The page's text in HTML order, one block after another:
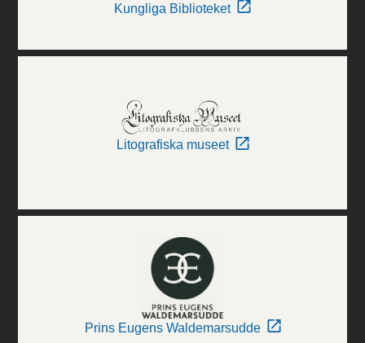
Kungliga Biblioteket
Litografiska museet
Prins Eugens Waldemarsudde